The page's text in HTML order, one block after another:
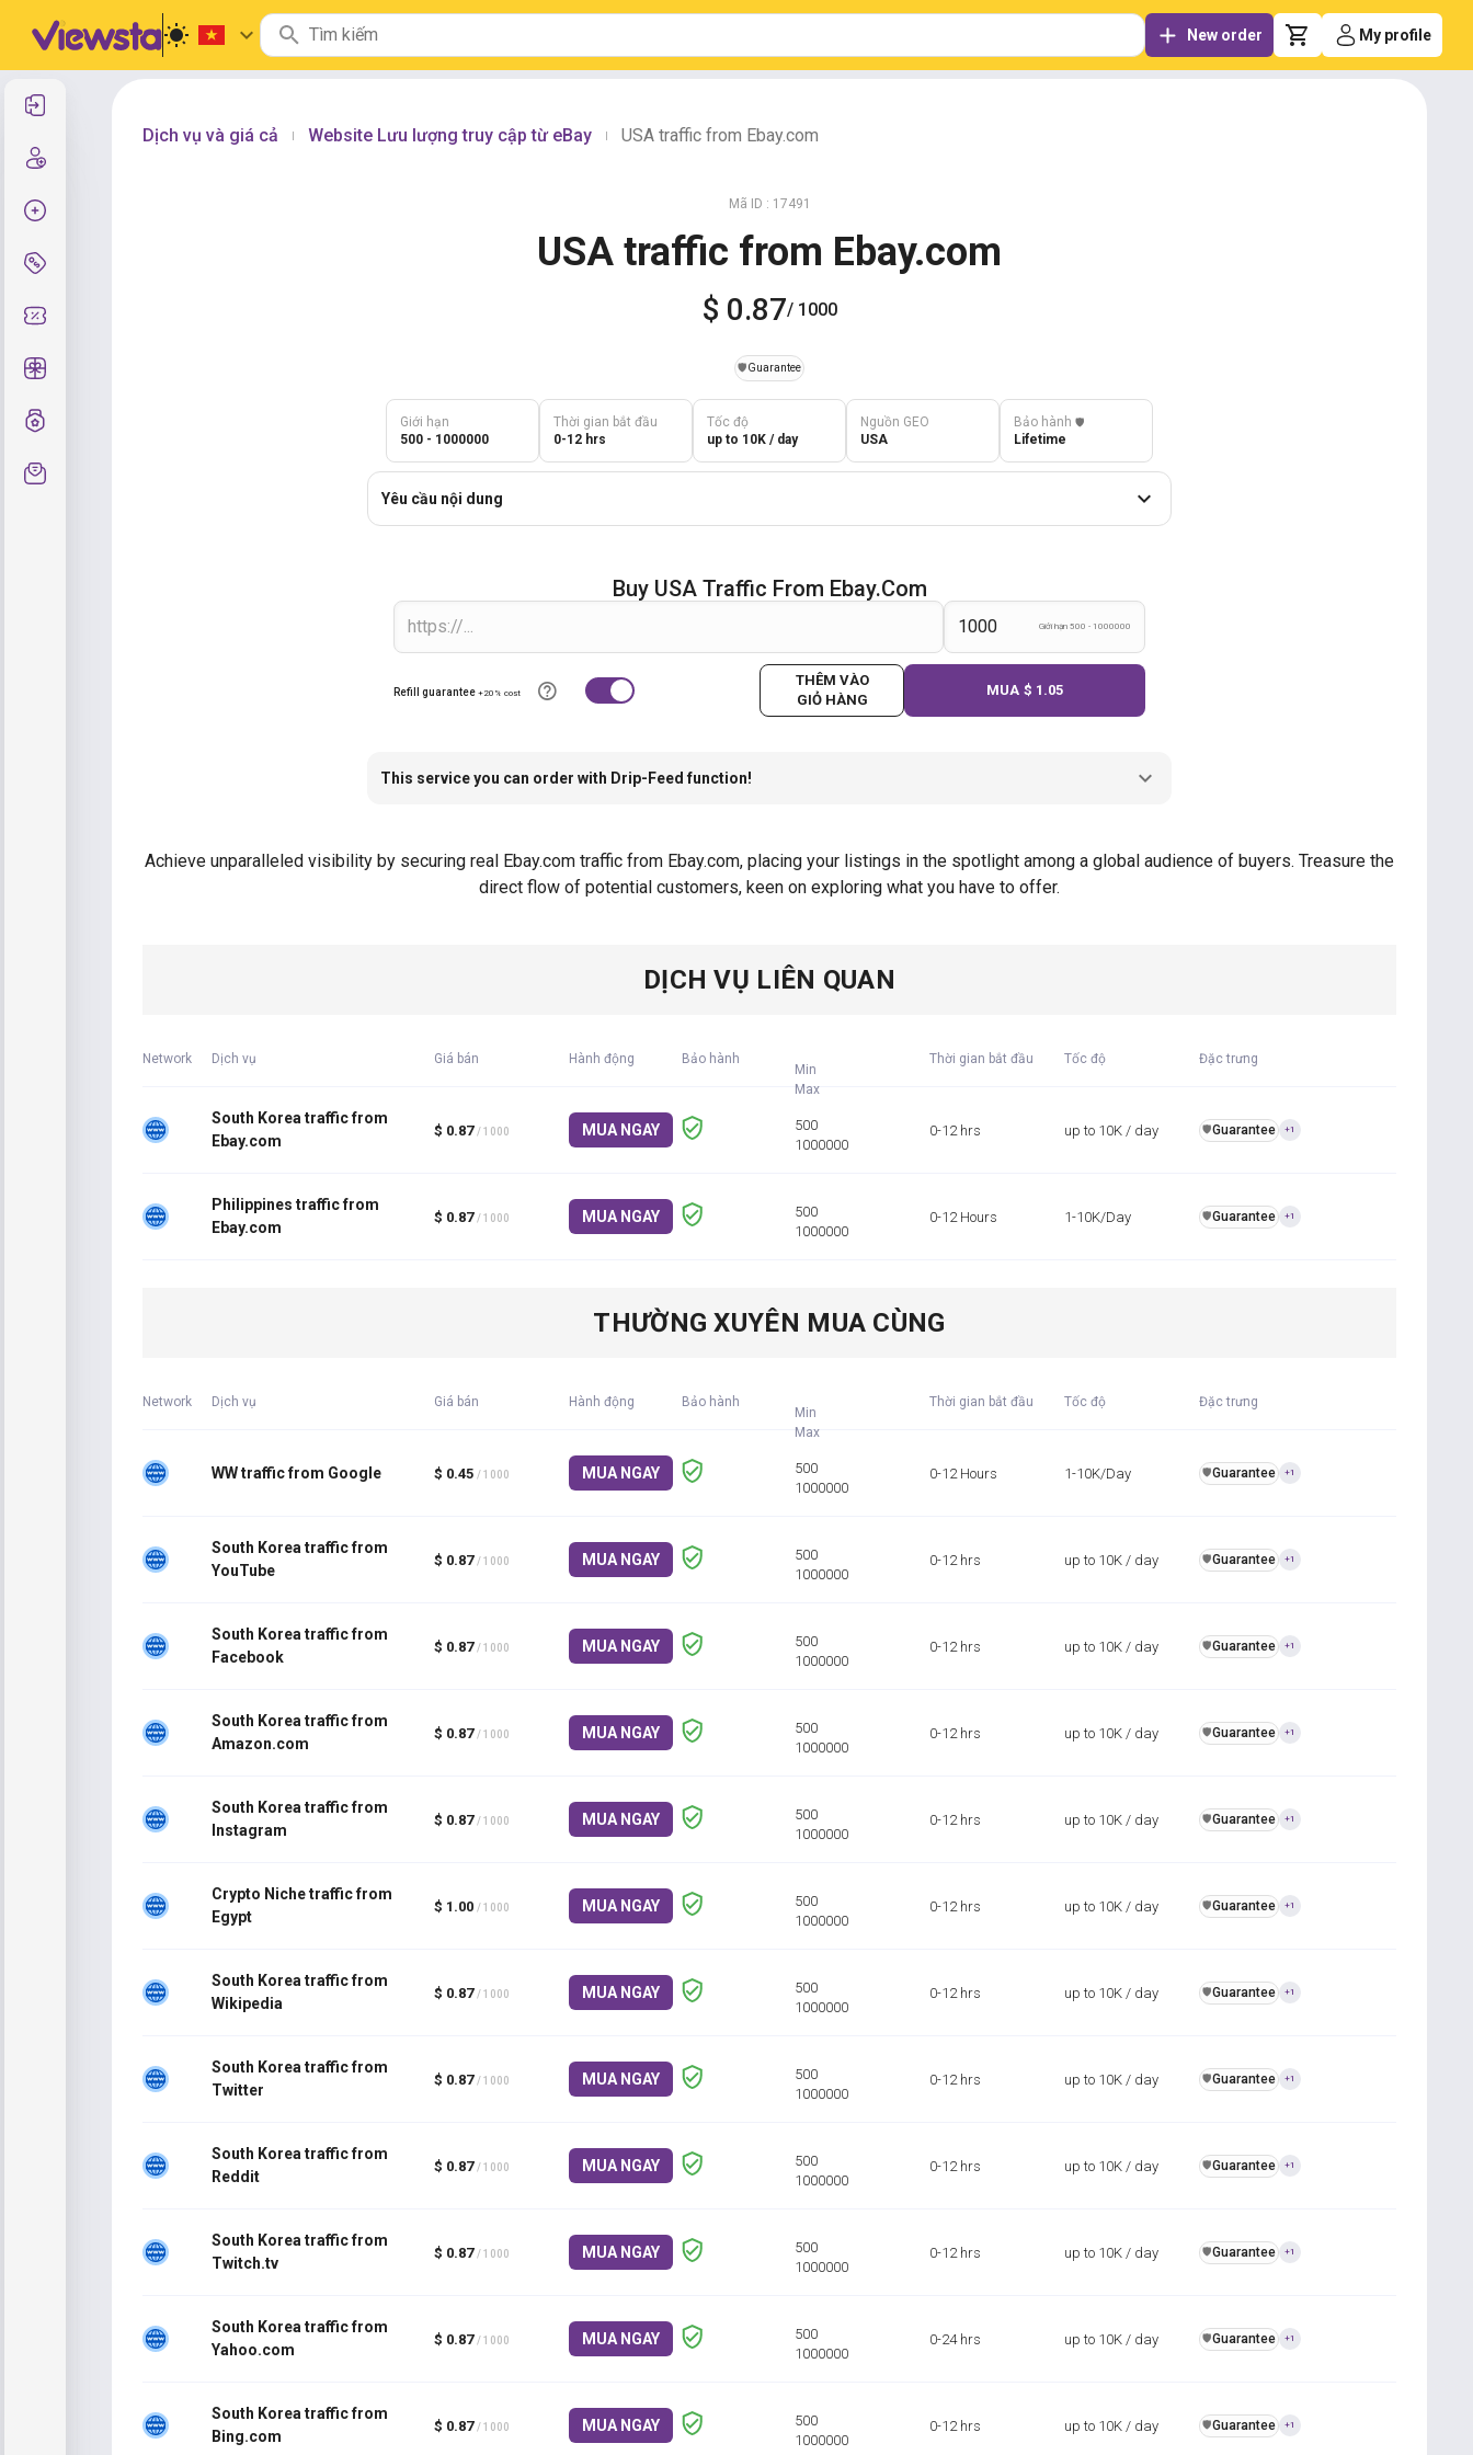
New order My profile
Dịch vụ và giá cả Website Lưu lượng truy cập từ eBay USA traffic from Ebay.com
Mã ID : 17491
USA traffic from Ebay.com
$ 0.87/ 1000
️🛡️Guarantee
Giới hạn
500 - 1000000
Thời gian bắt đầu
0-12 hrs
Tốc độ
up to 10K / day
Nguồn GEO
USA
Bảo hành ️🛡️
Lifetime
Yêu cầu nội dung
Buy USA Traffic From Ebay.com
Giới hạn 500 - 1000000
Refill guarantee +20% cost
THÊM VÀO
GIỎ HÀNG
MUA $ 1.05
This service you can order with Drip-Feed function!
Achieve unparalleled visibility by securing real Ebay.com traffic from Ebay.com, placing your listings in the spotlight among a global audience of buyers. Treasure the
direct flow of potential customers, keen on exploring what you have to offer.
DỊCH VỤ LIÊN QUAN
Network Dịch vụ Giá bán Hành động Bảo hành
Min
Max
Thời gian bắt đầu Tốc độ Đặc trưng
South Korea traffic from
Ebay.com
$ 0.87 / 1000 MUA NGAY
500
1000000
0-12 hrs up to 10K / day ️🛡️Guarantee +1
Philippines traffic from
Ebay.com
$ 0.87 / 1000 MUA NGAY
500
1000000
0-12 Hours 1-10K/Day ️🛡️Guarantee +1
THƯỜNG XUYÊN MUA CÙNG
Network Dịch vụ Giá bán Hành động Bảo hành
Min
Max
Thời gian bắt đầu Tốc độ Đặc trưng
WW traffic from Google $ 0.45 / 1000 MUA NGAY
500
1000000
0-12 Hours 1-10K/Day ️🛡️Guarantee +1
South Korea traffic from
YouTube
$ 0.87 / 1000 MUA NGAY
500
1000000
0-12 hrs up to 10K / day ️🛡️Guarantee +1
South Korea traffic from
Facebook
$ 0.87 / 1000 MUA NGAY
500
1000000
0-12 hrs up to 10K / day ️🛡️Guarantee +1
South Korea traffic from
Amazon.com
$ 0.87 / 1000 MUA NGAY
500
1000000
0-12 hrs up to 10K / day ️🛡️Guarantee +1
South Korea traffic from
Instagram
$ 0.87 / 1000 MUA NGAY
500
1000000
0-12 hrs up to 10K / day ️🛡️Guarantee +1
Crypto Niche traffic from
Egypt
$ 1.00 / 1000 MUA NGAY
500
1000000
0-12 hrs up to 10K / day ️🛡️Guarantee +1
South Korea traffic from
Wikipedia
$ 0.87 / 1000 MUA NGAY
500
1000000
0-12 hrs up to 10K / day ️🛡️Guarantee +1
South Korea traffic from
Twitter
$ 0.87 / 1000 MUA NGAY
500
1000000
0-12 hrs up to 10K / day ️🛡️Guarantee +1
South Korea traffic from
Reddit
$ 0.87 / 1000 MUA NGAY
500
1000000
0-12 hrs up to 10K / day ️🛡️Guarantee +1
South Korea traffic from
Twitch.tv
$ 0.87 / 1000 MUA NGAY
500
1000000
0-12 hrs up to 10K / day ️🛡️Guarantee +1
South Korea traffic from
Yahoo.com
$ 0.87 / 1000 MUA NGAY
500
1000000
0-24 hrs up to 10K / day ️🛡️Guarantee +1
South Korea traffic from
Bing.com
$ 0.87 / 1000 MUA NGAY
500
1000000
0-12 hrs up to 10K / day ️🛡️Guarantee +1